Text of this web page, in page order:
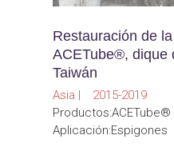
Restauración de
ACETube®, dique
Taiwán
Asia | 2015-2019
Aplicación:Espigones